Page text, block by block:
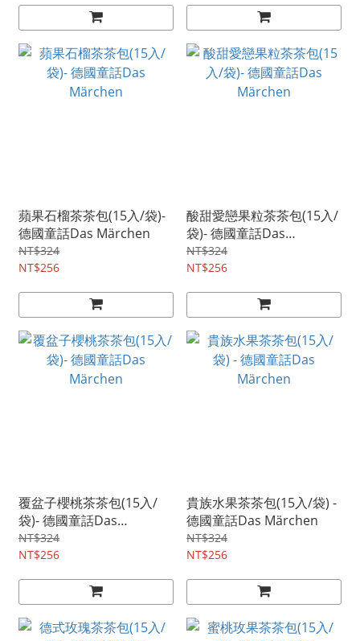
蘋果石榴茶茶包(15入/袋)-
德國童話Das Märchen
NT$324
NT$256
酸甜愛戀果粒茶茶包(15入/
袋)- 德國童話Das
Märchen
NT$324
NT$256
覆盆子櫻桃茶茶包(15入/
袋)- 德國童話Das
Märchen
NT$324
NT$256
貴族水果茶茶包(15入/袋) -
德國童話Das Märchen
NT$324
NT$256